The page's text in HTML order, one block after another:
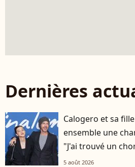
Dernières
Calogero et sa
ensemble une
"J'ai trouvé un
5 août 2026